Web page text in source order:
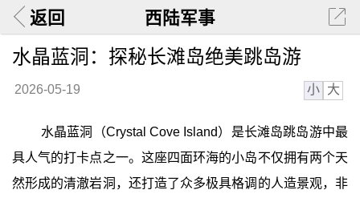
返回 西陆军事
水晶蓝洞：探秘长滩岛绝美跳岛游
2026-05-19 小 大
水晶蓝洞（Crystal Cove Island）是长滩岛跳岛游中最
具人气的打卡点之一。这座四面环海的小岛不仅拥有两个天
然形成的清澈岩洞，还打造了众多极具格调的人造景观，非